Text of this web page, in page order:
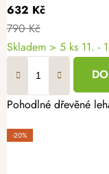
632 Kč
790 Kč
Skladem > 5 ks 11. -
Pohodlné dřevěné
-20%